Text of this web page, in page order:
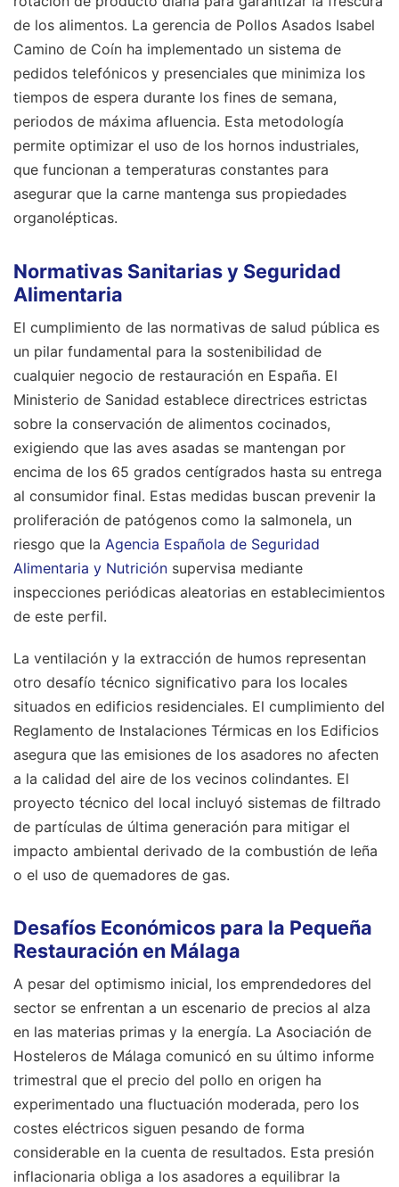
de los alimentos. La gerencia de Pollos Asados Isabel
Camino de Coín ha implementado un sistema de
pedidos telefónicos y presenciales que minimiza los
tiempos de espera durante los fines de semana,
periodos de máxima afluencia. Esta metodología
permite optimizar el uso de los hornos industriales,
que funcionan a temperaturas constantes para
asegurar que la carne mantenga sus propiedades
organolépticas.
Normativas Sanitarias y Seguridad
Alimentaria
El cumplimiento de las normativas de salud pública es
un pilar fundamental para la sostenibilidad de
cualquier negocio de restauración en España. El
Ministerio de Sanidad establece directrices estrictas
sobre la conservación de alimentos cocinados,
exigiendo que las aves asadas se mantengan por
encima de los 65 grados centígrados hasta su entrega
al consumidor final. Estas medidas buscan prevenir la
proliferación de patógenos como la salmonela, un
riesgo que la Agencia Española de Seguridad
Alimentaria y Nutrición supervisa mediante
inspecciones periódicas aleatorias en establecimientos
de este perfil.
La ventilación y la extracción de humos representan
otro desafío técnico significativo para los locales
situados en edificios residenciales. El cumplimiento del
Reglamento de Instalaciones Térmicas en los Edificios
asegura que las emisiones de los asadores no afecten
a la calidad del aire de los vecinos colindantes. El
proyecto técnico del local incluyó sistemas de filtrado
de partículas de última generación para mitigar el
impacto ambiental derivado de la combustión de leña
o el uso de quemadores de gas.
Desafíos Económicos para la Pequeña
Restauración en Málaga
A pesar del optimismo inicial, los emprendedores del
sector se enfrentan a un escenario de precios al alza
en las materias primas y la energía. La Asociación de
Hosteleros de Málaga comunicó en su último informe
trimestral que el precio del pollo en origen ha
experimentado una fluctuación moderada, pero los
costes eléctricos siguen pesando de forma
considerable en la cuenta de resultados. Esta presión
inflacionaria obliga a los asadores a equilibrar la